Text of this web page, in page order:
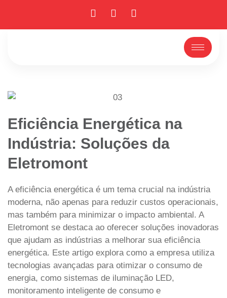
Eficiência Energética na
Indústria: Soluções da
Eletromont
A eficiência energética é um tema crucial na indústria
moderna, não apenas para reduzir custos operacionais,
mas também para minimizar o impacto ambiental. A
Eletromont se destaca ao oferecer soluções inovadoras
que ajudam as indústrias a melhorar sua eficiência
energética. Este artigo explora como a empresa utiliza
tecnologias avançadas para otimizar o consumo de
energia, como sistemas de iluminação LED,
monitoramento inteligente de consumo e